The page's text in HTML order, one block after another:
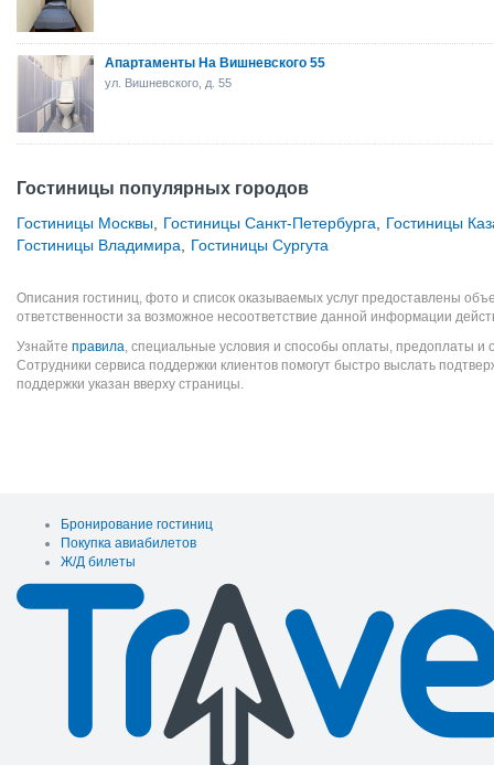
Апартаменты На Вишневского 55
ул. Вишневского, д. 55
Гостиницы популярных городов
Гостиницы Москвы Гостиницы Санкт-Петербурга
Гостиницы
Гостиницы Владимира
Гостиницы Сургута
Описания гостиниц, фото и список оказываемых услуг предоставлены
ответственности за возможное несоответствие данной информации
Узнайте правила, специальные условия и способы оплаты, предоплаты и
Сотрудники сервиса поддержки клиентов помогут быстро выслать
поддержки указан вверху страницы.
Бронирование гостиниц
Покупка авиабилетов
Ж/Д билеты